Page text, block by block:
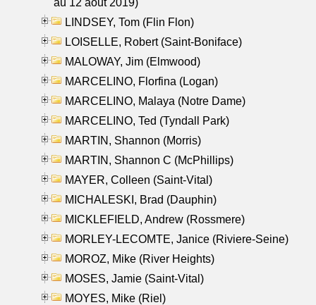
LINDSEY, Tom (Flin Flon)
LOISELLE, Robert (Saint-Boniface)
MALOWAY, Jim (Elmwood)
MARCELINO, Florfina (Logan)
MARCELINO, Malaya (Notre Dame)
MARCELINO, Ted (Tyndall Park)
MARTIN, Shannon (Morris)
MARTIN, Shannon C (McPhillips)
MAYER, Colleen (Saint-Vital)
MICHALESKI, Brad (Dauphin)
MICKLEFIELD, Andrew (Rossmere)
MORLEY-LECOMTE, Janice (Riviere-Seine)
MOROZ, Mike (River Heights)
MOSES, Jamie (Saint-Vital)
MOYES, Mike (Riel)